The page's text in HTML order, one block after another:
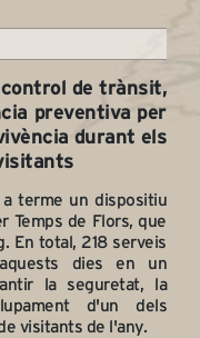
de trànsit,
preventiva per
durant els
a terme un dispositiu
Temps de Flors, que
En total, 218 serveis
dies en un
la seguretat, la
d'un dels
visitants de l'any.